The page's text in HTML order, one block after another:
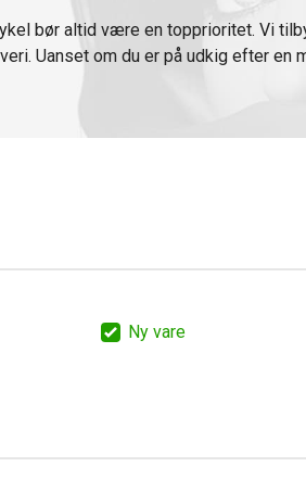
bør altid være en topprioritet. Vi
Uanset om du er på udkig efter en
Ny vare